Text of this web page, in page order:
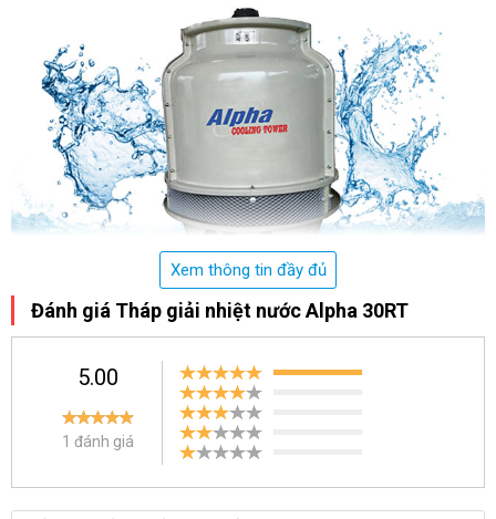
Thiết kế tháp giải nhiệt Alpha 30RT dạng tròn
Hiệu quả làm mát cao
Tháp Alpha 30RT sở hữu động cơ khỏe. Do đó khả năng làm mát
của thiết bị là 117000 Kcal/Hr. Đồng thời, tốc độ chảy của dòng
nước đạt 390 lít/phút cũng chứng minh hiệu suất làm việc hiệu
quả của thiết bị làm mát bằng nước này.
Xem thông tin đầy đủ
Đánh giá Tháp giải nhiệt nước Alpha 30RT
5.00
1 đánh giá